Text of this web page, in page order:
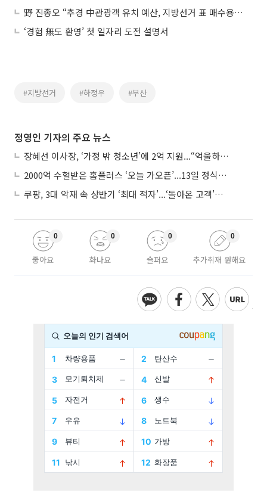
野 진종오 “추경 中관광객 유치 예산, 지방선거 표 매수용…철회해야”
‘경험 無도 환영’ 첫 일자리 도전 설명서
#지방선거 #하정우 #부산
정영인 기자의 주요 뉴스
장혜선 이사장, ‘가정 밖 청소년’에 2억 지원...“억울하고 아파도 단단해지길”
2000억 수혈받은 홈플러스 ‘오늘 가오픈’...13일 정식 개장 시험대
쿠팡, 3대 악재 속 상반기 ‘최대 적자’...‘돌아온 고객’에 수익성 반등 주목
좋아요
0
화나요
0
슬퍼요
0
추가취재 원해요
0